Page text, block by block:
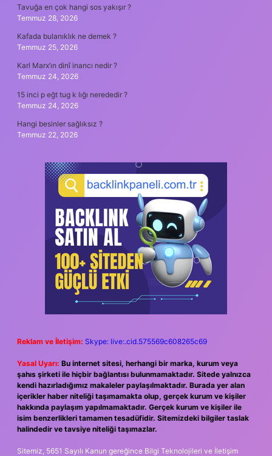
Tavuğa en çok hangi sos yakışır ?
Temmuz 28, 2026
Kafada bulanıklık ne demek ?
Temmuz 25, 2026
Karl Marx’ın dinî inancı nedir ?
Temmuz 24, 2026
15 inci p eğt tug k lığı nerededir ?
Temmuz 24, 2026
Hangi besinler sağlıksız ?
Temmuz 22, 2026
Reklam ve İletişim: Skype: live:.cid.575569c608265c69
Yasal Uyarı: Bu internet sitesi, herhangi bir marka, kurum veya
şahıs şirketi ile hiçbir bağlantısı bulunmamaktadır. Sitede yalnızca
kendi hazırladığımız makaleler paylaşılmaktadır. Burada yer alan
içerikler haber niteliği taşımamakta olup, gerçek kurum ve kişiler
hakkında paylaşım yapılmamaktadır. Gerçek kurum ve kişiler ile
isim benzerlikleri tamamen tesadüfidir. Sitemizdeki bilgiler taslak
halindedir ve tavsiye niteliği taşımazlar.
Sitemiz, 5651 Sayılı Kanun gereğince Bilgi Teknolojileri ve İletişim